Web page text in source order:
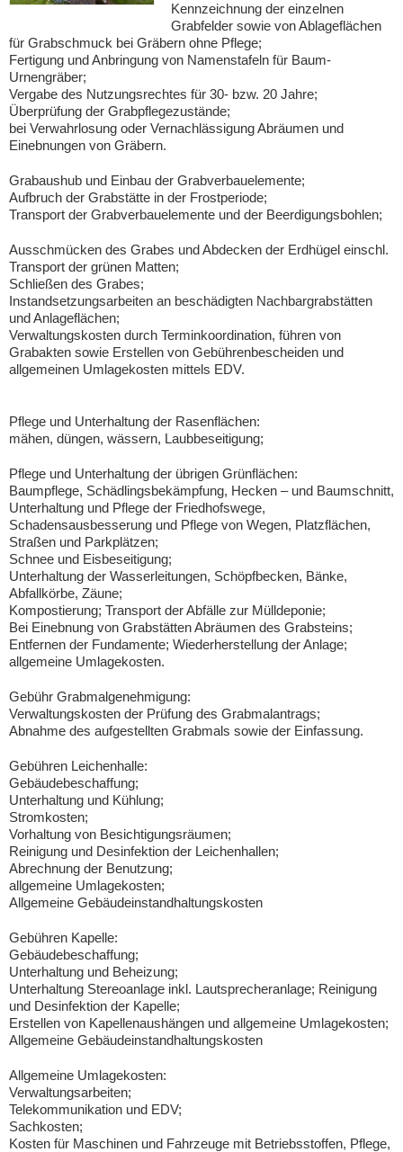
Kennzeichnung der einzelnen
Grabfelder sowie von Ablageflächen
für Grabschmuck bei Gräbern ohne Pflege;
Fertigung und Anbringung von Namenstafeln für Baum-
Urnengräber;
Vergabe des Nutzungsrechtes für 30- bzw. 20 Jahre;
Überprüfung der Grabpflegezustände;
bei Verwahrlosung oder Vernachlässigung Abräumen und
Einebnungen von Gräbern.
Grabaushub und Einbau der Grabverbauelemente;
Aufbruch der Grabstätte in der Frostperiode;
Transport der Grabverbauelemente und der Beerdigungsbohlen;
Ausschmücken des Grabes und Abdecken der Erdhügel einschl.
Transport der grünen Matten;
Schließen des Grabes;
Instandsetzungsarbeiten an beschädigten Nachbargrabstätten
und Anlageflächen;
Verwaltungskosten durch Terminkoordination, führen von
Grabakten sowie Erstellen von Gebührenbescheiden und
allgemeinen Umlagekosten mittels EDV.
Pflege und Unterhaltung der Rasenflächen:
mähen, düngen, wässern, Laubbeseitigung;
Pflege und Unterhaltung der übrigen Grünflächen:
Baumpflege, Schädlingsbekämpfung, Hecken – und Baumschnitt,
Unterhaltung und Pflege der Friedhofswege,
Schadensausbesserung und Pflege von Wegen, Platzflächen,
Straßen und Parkplätzen;
Schnee und Eisbeseitigung;
Unterhaltung der Wasserleitungen, Schöpfbecken, Bänke,
Abfallkörbe, Zäune;
Kompostierung; Transport der Abfälle zur Mülldeponie;
Bei Einebnung von Grabstätten Abräumen des Grabsteins;
Entfernen der Fundamente; Wiederherstellung der Anlage;
allgemeine Umlagekosten.
Gebühr Grabmalgenehmigung:
Verwaltungskosten der Prüfung des Grabmalantrags;
Abnahme des aufgestellten Grabmals sowie der Einfassung.
Gebühren Leichenhalle:
Gebäudebeschaffung;
Unterhaltung und Kühlung;
Stromkosten;
Vorhaltung von Besichtigungsräumen;
Reinigung und Desinfektion der Leichenhallen;
Abrechnung der Benutzung;
allgemeine Umlagekosten;
Allgemeine Gebäudeinstandhaltungskosten
Gebühren Kapelle:
Gebäudebeschaffung;
Unterhaltung und Beheizung;
Unterhaltung Stereoanlage inkl. Lautsprecheranlage; Reinigung
und Desinfektion der Kapelle;
Erstellen von Kapellenaushängen und allgemeine Umlagekosten;
Allgemeine Gebäudeinstandhaltungskosten
Allgemeine Umlagekosten:
Verwaltungsarbeiten;
Telekommunikation und EDV;
Sachkosten;
Kosten für Maschinen und Fahrzeuge mit Betriebsstoffen, Pflege,